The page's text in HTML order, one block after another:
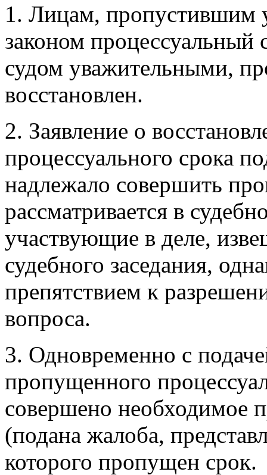
1. Лицам, пропустившим
законом
судом уважительными,
восстановлен.
2. Заявление о
процессуального срока
надлежало совершить
рассматривается в
участвующие в деле,
судебного заседания,
препятствием к
вопроса.
3. Одновременно с
пропущенного
совершено необходимое
(подана жалоба,
которого пропущен срок.